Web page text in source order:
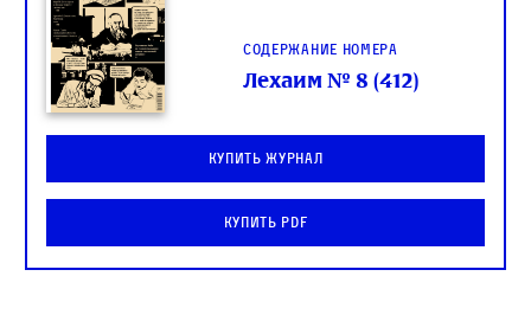
Содержание номера
Лехаим № 8 (412)
Купить журнал
Купить PDF